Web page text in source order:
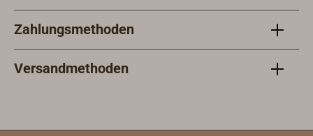
Zahlungsmethoden
Versandmethoden